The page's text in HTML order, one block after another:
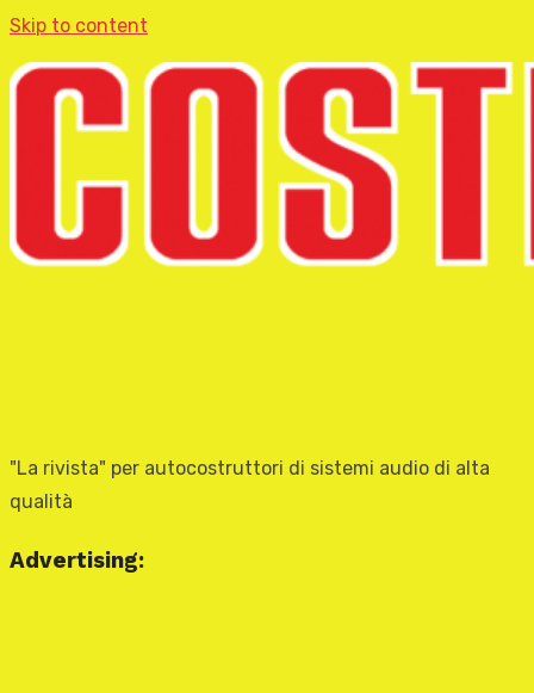
Skip to content
"La rivista" per autocostruttori di sistemi audio di alta
qualità
Advertising: